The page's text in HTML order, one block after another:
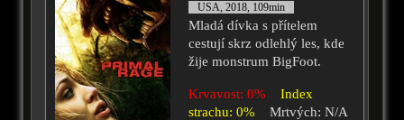
USA, 2018, 109min
Mladá dívka s přítelem
cestují skrz odlehlý les, kde
žije monstrum BigFoot.
Krvavost: 0%
Index
strachu: 0%
Mrtvých: N/A